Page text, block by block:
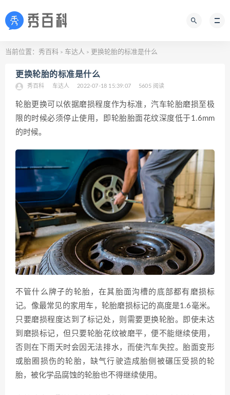
当前位置： 秀百科 > 车达人 > 更换轮胎的标准是什么
更换轮胎的标准是什么
秀百科 车达人 2022-07-18 15:39:07 5605 阅读
轮胎更换可以依据磨损程度作为标准，汽车轮胎磨损至极
限的时候必须停止使用，即轮胎胎面花纹深度低于1.6mm
的时候。
不管什么牌子的轮胎，在其胎面沟槽的底部都有磨损标
记。像最常见的家用车，轮胎磨损标记的高度是1.6毫米。
只要磨损程度达到了标记处，则需要更换轮胎。即使未达
到磨损标记，但只要轮胎花纹被磨平，便不能继续使用，
否则在下雨天时会因无法排水，而使汽车失控。胎面变形
或胎圈损伤的轮胎，缺气行驶造成胎侧被碾压受损的轮
胎，被化学品腐蚀的轮胎也不得继续使用。